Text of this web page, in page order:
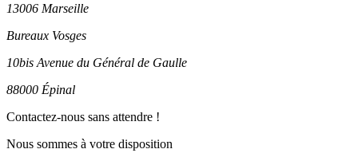
13006 Marseille
Bureaux Vosges
10bis Avenue du Général de Gaulle
88000 Épinal
Contactez-nous sans attendre !
Nous sommes à votre disposition